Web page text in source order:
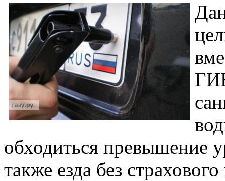
обходиться превышение
также езда без